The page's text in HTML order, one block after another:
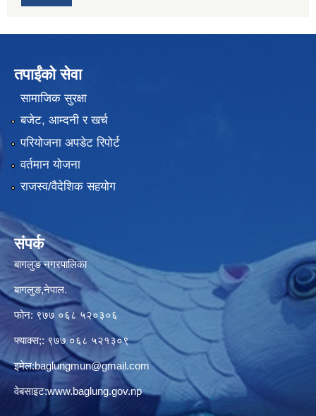
तपाईंको सेवा
सामाजिक सुरक्षा
बजेट, आम्दनी र खर्च
परियोजना अपडेट रिपोर्ट
वर्तमान योजना
राजस्व/वैदेशिक सहयोग
संपर्क
बागलुङ नगरपालिका
बागलुङ,नेपाल.
फोन: ९७७ ०६८ ५२०३०६
फ्याक्स;: ९७७ ०६८ ५२१३०९
इमेल:baglungmun@gmail.com
वेबसाइट:www.baglung.gov.np